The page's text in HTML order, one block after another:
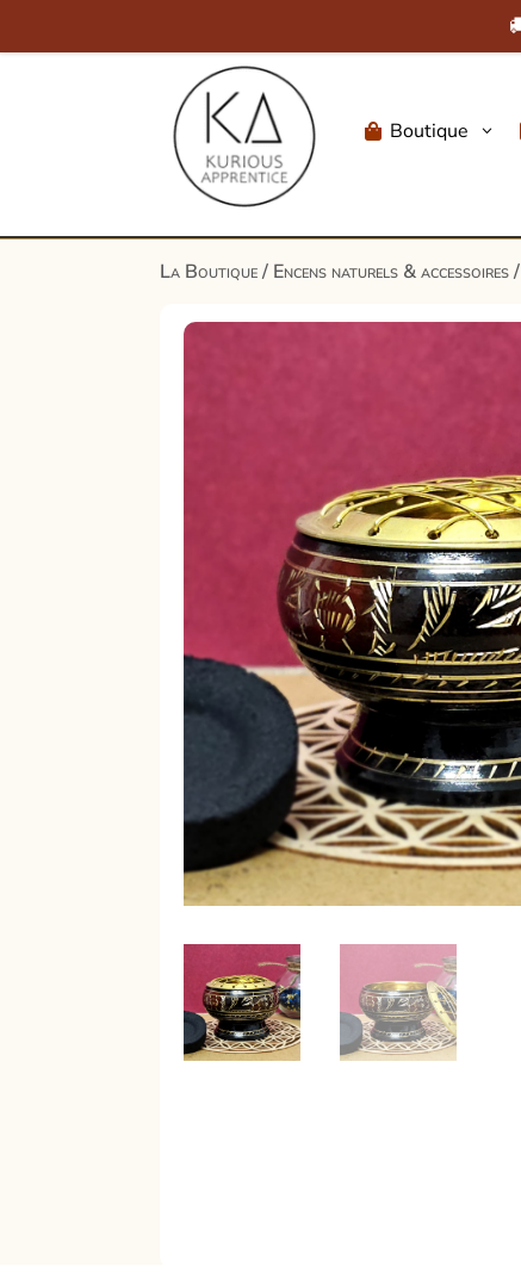
 Boutique 3
La Boutique/ Encens naturels & accessoires/